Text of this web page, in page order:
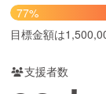
ヘルスケア
77%
目標金額は
支援者数